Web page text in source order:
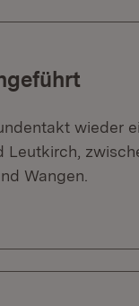
wieder
Wangen.